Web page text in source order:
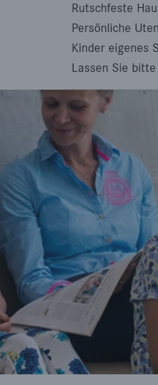
Rutschfeste
Persönliche
Kinder eigenes
Lassen Sie